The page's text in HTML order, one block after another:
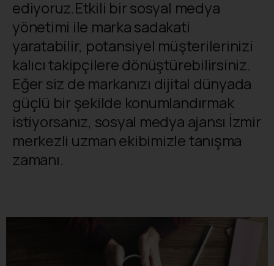
ediyoruz.Etkili bir sosyal medya
yönetimi ile marka sadakati
yaratabilir, potansiyel müşterilerinizi
kalıcı takipçilere dönüştürebilirsiniz.
Eğer siz de markanızı dijital dünyada
güçlü bir şekilde konumlandırmak
istiyorsanız, sosyal medya ajansı İzmir
merkezli uzman ekibimizle tanışma
zamanı.